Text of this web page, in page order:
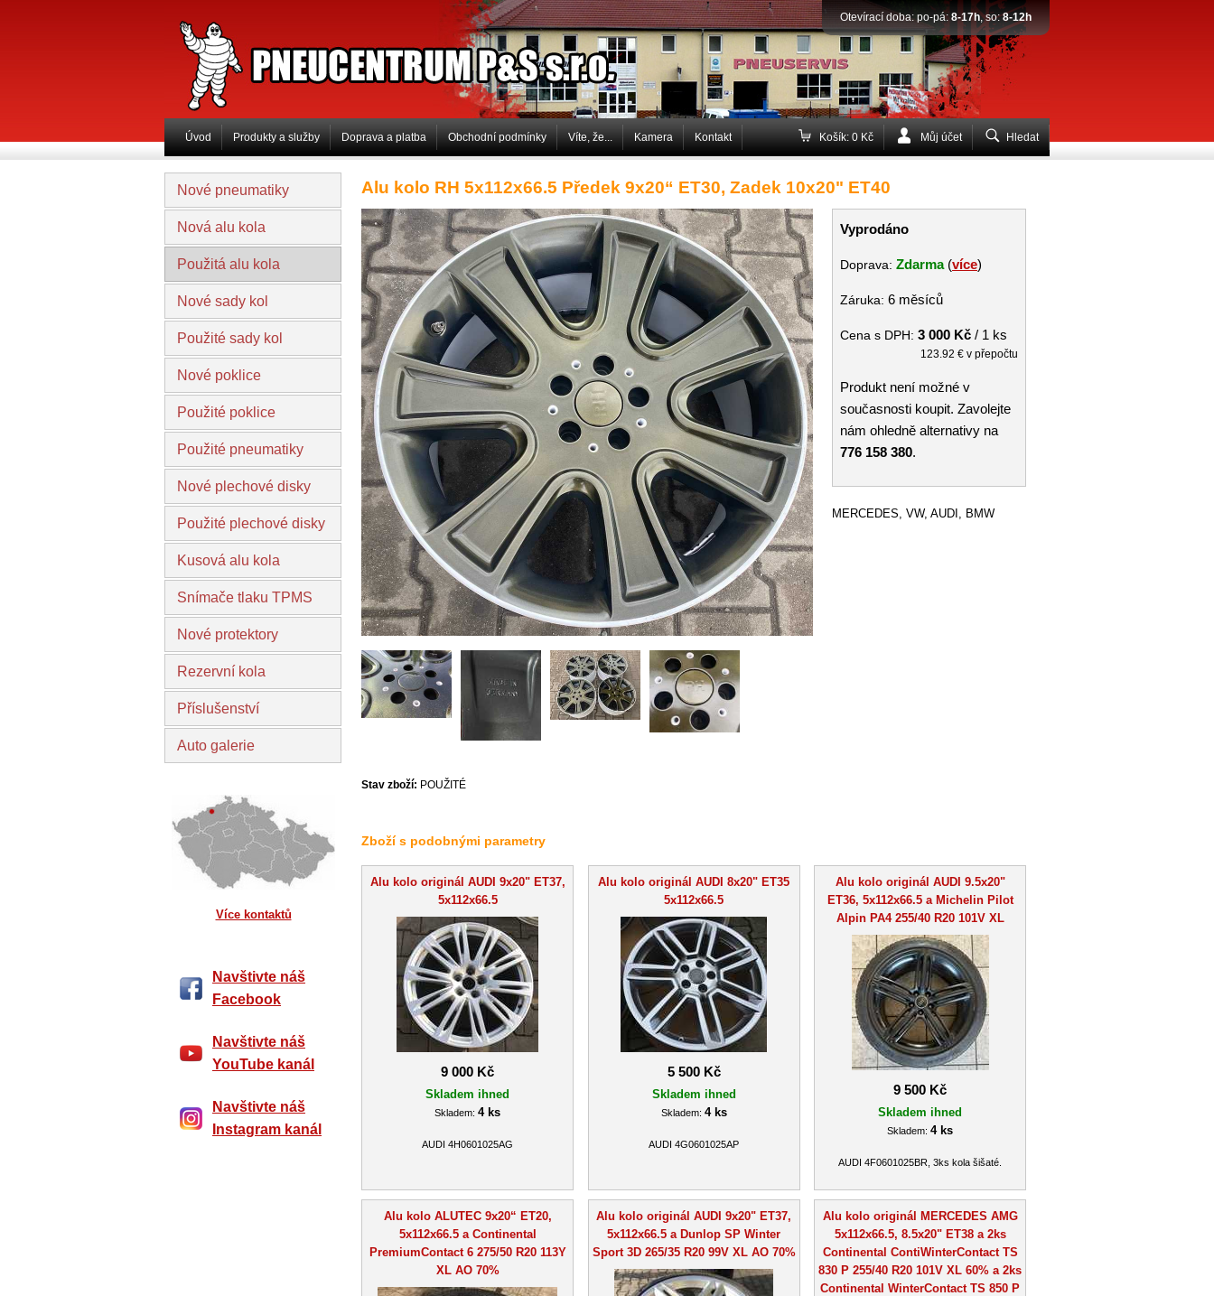
PNEUCENTRUM P&S s.r.o.
Otevírací doba: po-pá:8-17h, so:8-12h
Úvod Produkty a služby Doprava a platba Obchodní podmínky Víte, že... Kamera Kontakt Košík: 0 Kč Můj účet Hledat
Nové pneumatiky
Nová alu kola
Použitá alu kola
Nové sady kol
Použité sady kol
Nové poklice
Použité poklice
Použité pneumatiky
Nové plechové disky
Použité plechové disky
Kusová alu kola
Snímače tlaku TPMS
Nové protektory
Rezervní kola
Příslušenství
Auto galerie
Více kontaktů
Navštivte náš
Facebook
Navštivte náš
YouTube kanál
Navštivte náš
Instagram kanál
Alu kolo RH 5x112x66.5 Předek 9x20“ ET30, Zadek 10x20" ET40
Vyprodáno
Doprava: Zdarma(více)
Záruka: 6 měsíců
Cena s DPH: 3 000 Kč / 1 ks
123.92 € v přepočtu
Produkt není možné v
současnosti koupit. Zavolejte
nám ohledně alternativy na
776 158 380.
MERCEDES, VW, AUDI, BMW
Stav zboží: POUŽITÉ
Zboží s podobnými parametry
Alu kolo originál AUDI 9x20" ET37,
5x112x66.5
9 000 Kč
Skladem ihned
Skladem: 4 ks
AUDI 4H0601025AG
Alu kolo originál AUDI 8x20" ET35
5x112x66.5
5 500 Kč
Skladem ihned
Skladem: 4 ks
AUDI 4G0601025AP
Alu kolo originál AUDI 9.5x20"
ET36, 5x112x66.5 a Michelin Pilot
Alpin PA4 255/40 R20 101V XL
9 500 Kč
Skladem ihned
Skladem: 4 ks
AUDI 4F0601025BR, 3ks kola šišaté.
Alu kolo ALUTEC 9x20“ ET20,
5x112x66.5 a Continental
PremiumContact 6 275/50 R20 113Y
XL AO 70%
Alu kolo originál AUDI 9x20" ET37,
5x112x66.5 a Dunlop SP Winter
Sport 3D 265/35 R20 99V XL AO 70%
Alu kolo originál MERCEDES AMG
5x112x66.5, 8.5x20" ET38 a 2ks
Continental ContiWinterContact TS
830 P 255/40 R20 101V XL 60% a 2ks
Continental WinterContact TS 850 P